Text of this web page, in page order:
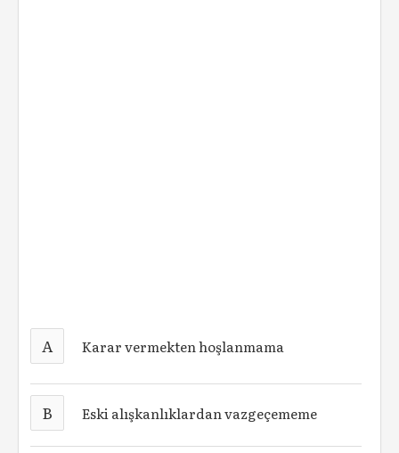
A Karar vermekten hoşlanmama
B Eski alışkanlıklardan vazgeçememe